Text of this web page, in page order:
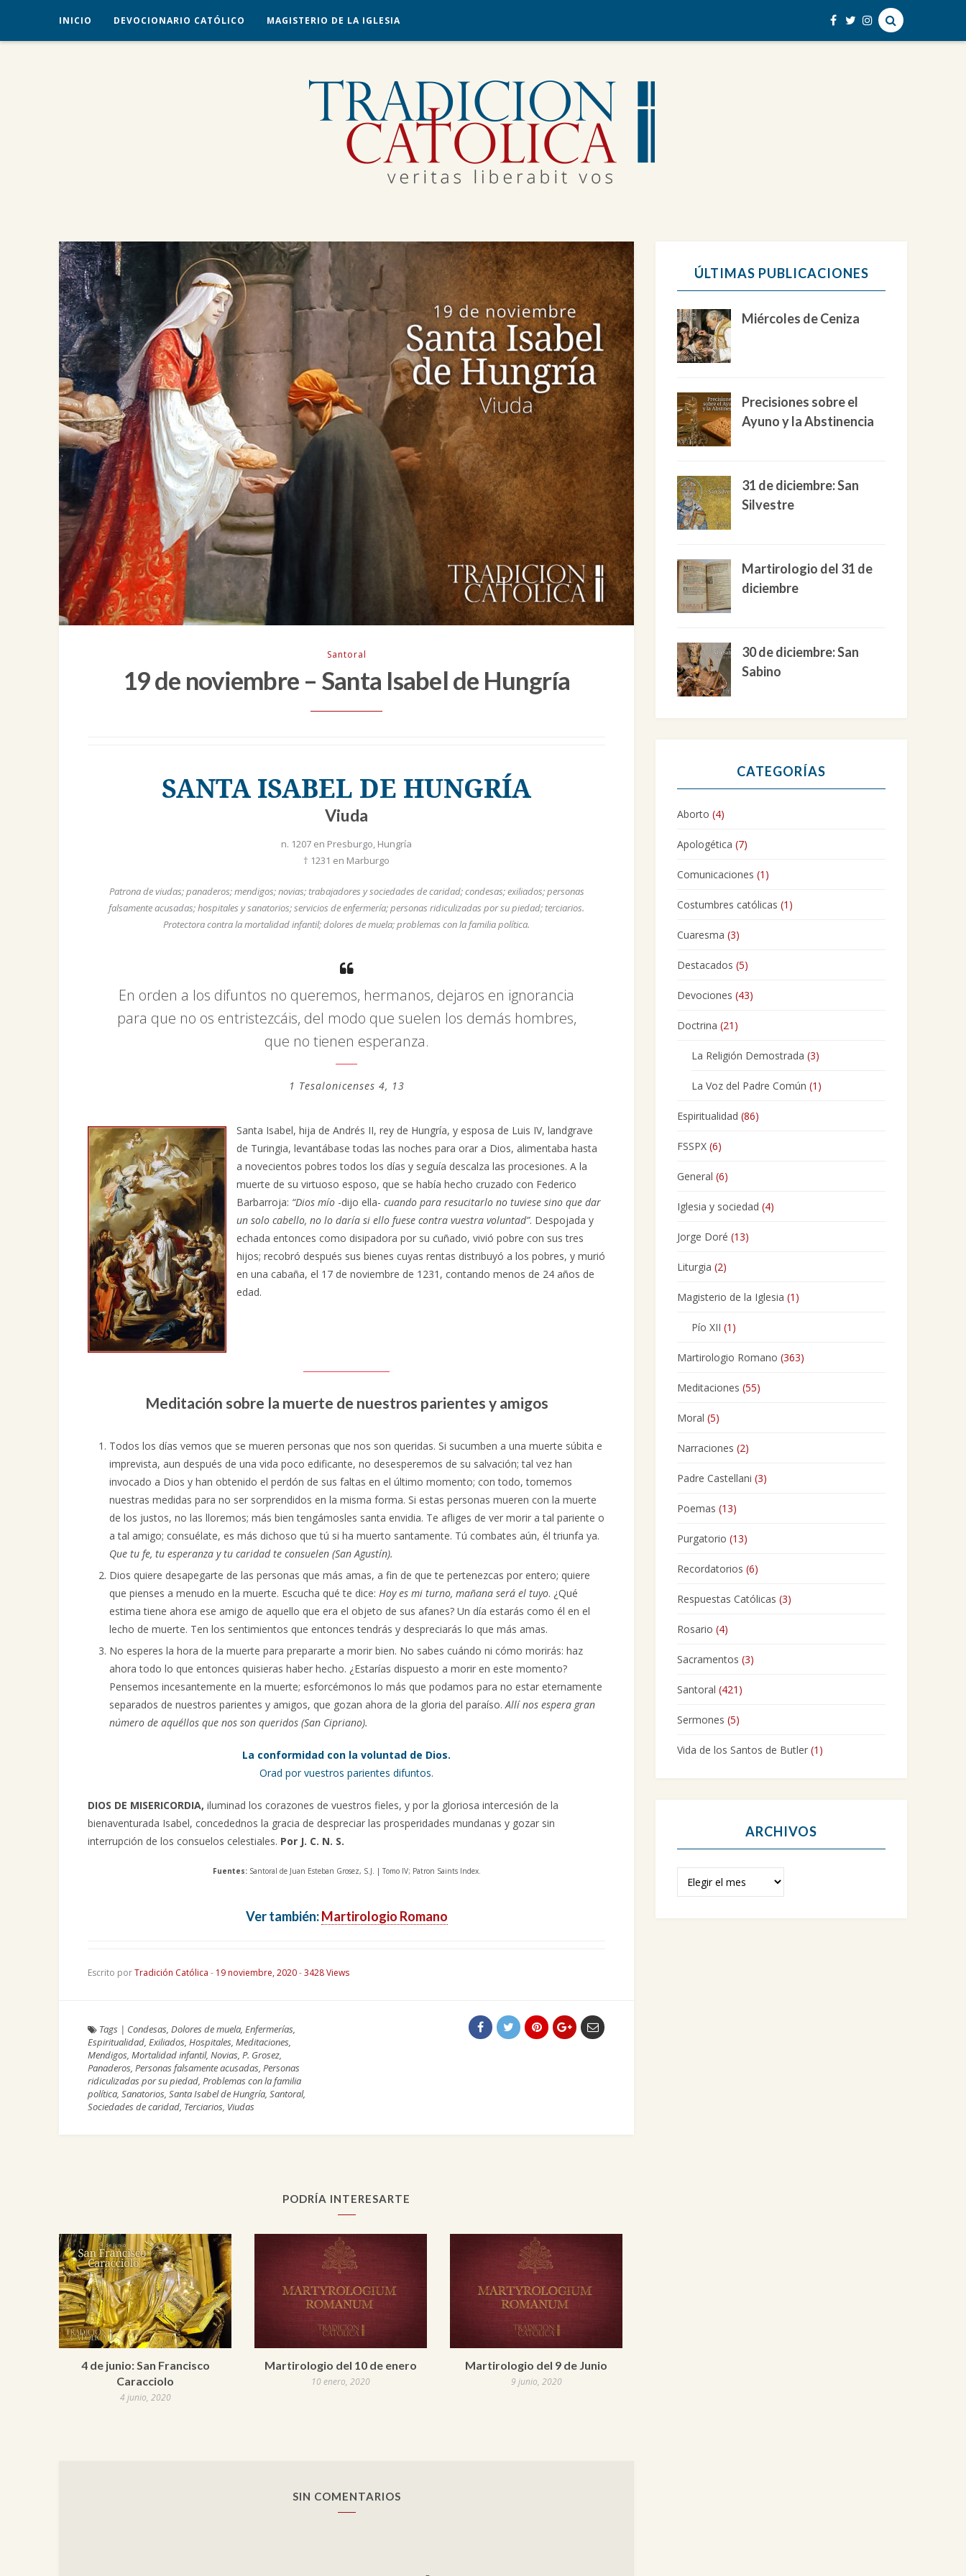
INICIO DEVOCIONARIO CATÓLICO MAGISTERIO DE LA IGLESIA
Santoral
19 de noviembre – Santa Isabel de Hungría
SANTA ISABEL DE HUNGRÍA
Viuda
n. 1207 en Presburgo, Hungría
† 1231 en Marburgo
Patrona de viudas; panaderos; mendigos; novias; trabajadores y sociedades de caridad; condesas; exiliados; personas
falsamente acusadas; hospitales y sanatorios; servicios de enfermería; personas ridiculizadas por su piedad; terciarios.
Protectora contra la mortalidad infantil; dolores de muela; problemas con la familia política.
En orden a los difuntos no queremos, hermanos, dejaros en ignorancia
para que no os entristezcáis, del modo que suelen los demás hombres,
que no tienen esperanza.
1 Tesalonicenses 4, 13
Santa Isabel, hija de Andrés II, rey de Hungría, y esposa de Luis IV, landgrave
de Turingia, levantábase todas las noches para orar a Dios, alimentaba hasta
a novecientos pobres todos los días y seguía descalza las procesiones. A la
muerte de su virtuoso esposo, que se había hecho cruzado con Federico
Barbarroja: “Dios mío -dijo ella- cuando para resucitarlo no tuviese sino que dar
un solo cabello, no lo daría si ello fuese contra vuestra voluntad”. Despojada y
echada entonces como disipadora por su cuñado, vivió pobre con sus tres
hijos; recobró después sus bienes cuyas rentas distribuyó a los pobres, y murió
en una cabaña, el 17 de noviembre de 1231, contando menos de 24 años de
edad.
Meditación sobre la muerte de nuestros parientes y amigos
Todos los días vemos que se mueren personas que nos son queridas. Si sucumben a una muerte súbita e
imprevista, aun después de una vida poco edificante, no desesperemos de su salvación; tal vez han
invocado a Dios y han obtenido el perdón de sus faltas en el último momento; con todo, tomemos
nuestras medidas para no ser sorprendidos en la misma forma. Si estas personas mueren con la muerte
de los justos, no las lloremos; más bien tengámosles santa envidia. Te afliges de ver morir a tal pariente o
a tal amigo; consuélate, es más dichoso que tú si ha muerto santamente. Tú combates aún, él triunfa ya.
Que tu fe, tu esperanza y tu caridad te consuelen (San Agustín).
Dios quiere desapegarte de las personas que más amas, a fin de que te pertenezcas por entero; quiere
que pienses a menudo en la muerte. Escucha qué te dice: Hoy es mi turno, mañana será el tuyo. ¿Qué
estima tiene ahora ese amigo de aquello que era el objeto de sus afanes? Un día estarás como él en el
lecho de muerte. Ten los sentimientos que entonces tendrás y despreciarás lo que más amas.
No esperes la hora de la muerte para prepararte a morir bien. No sabes cuándo ni cómo morirás: haz
ahora todo lo que entonces quisieras haber hecho. ¿Estarías dispuesto a morir en este momento?
Pensemos incesantemente en la muerte; esforcémonos lo más que podamos para no estar eternamente
separados de nuestros parientes y amigos, que gozan ahora de la gloria del paraíso.Allí nos espera gran
número de aquéllos que nos son queridos (San Cipriano).
La conformidad con la voluntad de Dios.
Orad por vuestros parientes difuntos.
DIOS DE MISERICORDIA, iluminad los corazones de vuestros fieles, y por la gloriosa intercesión de la
bienaventurada Isabel, concedednos la gracia de despreciar las prosperidades mundanas y gozar sin
interrupción de los consuelos celestiales. Por J. C. N. S.
Fuentes:Santoral de Juan Esteban Grosez, S.J. | Tomo IV; Patron Saints Index.
Ver también: Martirologio Romano
Escrito porTradición Católica - 19 noviembre, 2020-3428 Views
Tags | Condesas, Dolores de muela, Enfermerías,
Espiritualidad, Exiliados, Hospitales, Meditaciones,
Mendigos, Mortalidad infantil, Novias, P. Grosez,
Panaderos, Personas falsamente acusadas, Personas
ridiculizadas por su piedad, Problemas con la familia
política, Sanatorios, Santa Isabel de Hungría, Santoral,
Sociedades de caridad, Terciarios, Viudas
PODRÍA INTERESARTE
4 de junio: San Francisco
Caracciolo
4 junio, 2020
Martirologio del 10 de enero
10 enero, 2020
Martirologio del 9 de Junio
9 junio, 2020
SIN COMENTARIOS
ÚLTIMAS PUBLICACIONES
Miércoles de Ceniza
Precisiones sobre el
Ayuno y la Abstinencia
31 de diciembre: San
Silvestre
Martirologio del 31 de
diciembre
30 de diciembre: San
Sabino
CATEGORÍAS
Aborto (4)
Apologética (7)
Comunicaciones (1)
Costumbres católicas (1)
Cuaresma (3)
Destacados (5)
Devociones (43)
Doctrina (21)
La Religión Demostrada (3)
La Voz del Padre Común (1)
Espiritualidad (86)
FSSPX (6)
General (6)
Iglesia y sociedad (4)
Jorge Doré (13)
Liturgia (2)
Magisterio de la Iglesia (1)
Pío XII (1)
Martirologio Romano (363)
Meditaciones (55)
Moral (5)
Narraciones (2)
Padre Castellani (3)
Poemas (13)
Purgatorio (13)
Recordatorios (6)
Respuestas Católicas (3)
Rosario (4)
Sacramentos (3)
Santoral (421)
Sermones (5)
Vida de los Santos de Butler (1)
ARCHIVOS